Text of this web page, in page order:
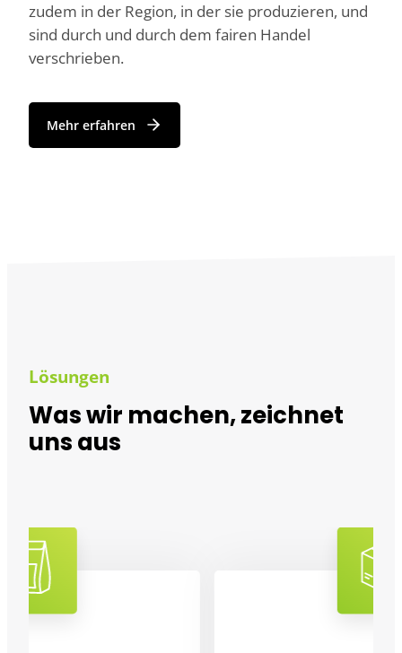
zudem in der Region, in der sie produzieren, und
sind durch und durch dem fairen Handel
verschrieben.
Mehr erfahren
Lösungen
Was wir machen, zeichnet
uns aus